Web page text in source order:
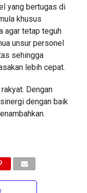
yang bertugas di
khusus
agar tetap teguh
unsur personel
sehingga
lebih cepat.
Dengan
dengan baik